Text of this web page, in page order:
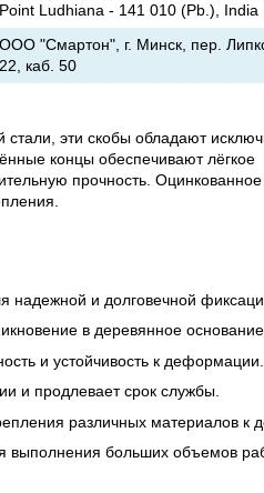
Point Ludhiana - 141 010 (Pb.), India
ООО "Смартон", г. Минск, пер.
22, каб. 50
стали, эти скобы обладают
концы обеспечивают лёгкое
прочность.
надежной и долговечной
в деревянное
и устойчивость к деформации.
и продлевает срок службы.
различных материалов к
выполнения больших объемов